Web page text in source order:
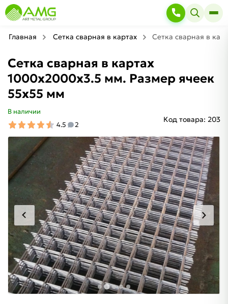
Главная Сетка сварная в картах Сетка сварная в
Сетка сварная в картах
1000х2000х3.5 мм. Размер ячеек
55х55 мм
В наличии
4.5
2
Код товара: 203